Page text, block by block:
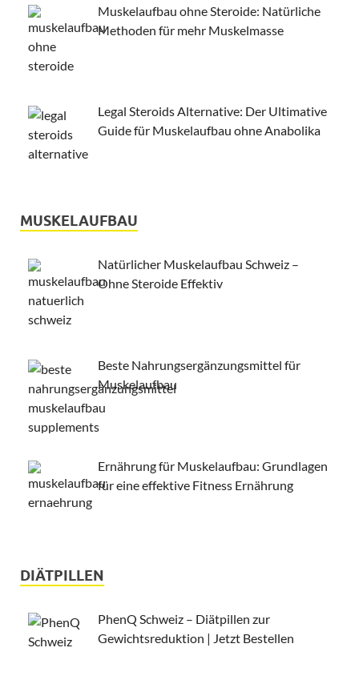
Muskelaufbau ohne Steroide: Natürliche
Methoden für mehr Muskelmasse
Legal Steroids Alternative: Der Ultimative
Guide für Muskelaufbau ohne Anabolika
MUSKELAUFBAU
Natürlicher Muskelaufbau Schweiz –
Ohne Steroide Effektiv
Beste Nahrungsergänzungsmittel für
Muskelaufbau
Ernährung für Muskelaufbau: Grundlagen
für eine effektive Fitness Ernährung
DIÄTPILLEN
PhenQ Schweiz – Diätpillen zur
Gewichtsreduktion | Jetzt Bestellen